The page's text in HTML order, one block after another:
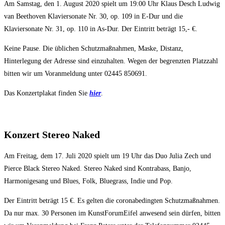
Am Samstag, den 1. August 2020 spielt um 19:00 Uhr Klaus Desch Ludwig
van Beethoven Klaviersonate Nr. 30, op. 109 in E-Dur und die
Klaviersonate Nr. 31, op. 110 in As-Dur. Der Eintritt beträgt 15,- €.
Keine Pause. Die üblichen Schutzmaßnahmen, Maske, Distanz,
Hinterlegung der Adresse sind einzuhalten. Wegen der begrenzten Platzzahl
bitten wir um Voranmeldung unter 02445 850691.
Das Konzertplakat finden Sie hier.
Konzert Stereo Naked
Am Freitag, dem 17. Juli 2020 spielt um 19 Uhr das Duo Julia Zech und
Pierce Black Stereo Naked. Stereo Naked sind Kontrabass, Banjo,
Harmonigesang und Blues, Folk, Bluegrass, Indie und Pop.
Der Eintritt beträgt 15 €. Es gelten die coronabedingten Schutzmaßnahmen.
Da nur max. 30 Personen im KunstForumEifel anwesend sein dürfen, bitten